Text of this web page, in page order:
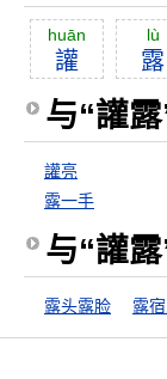
huān
讙
lù
露
与“讙
讙亮
露一手
与“讙
露头露脸 露